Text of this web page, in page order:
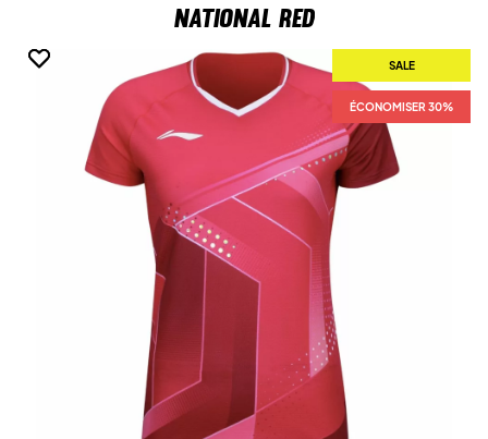
National Red
SALE
ÉCONOMISER 30%
SALE
ÉCONOMISER 30%